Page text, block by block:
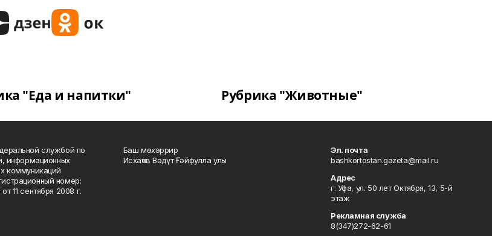
"Еда и напитки" Рубрика "Животные"
службой по
информационных
коммуникаций
номер:
11 сентября 2008 г.
Баш мөхәррир
Исхаҡов Вәдүт Ғәйфулла улы
Эл. почта
bashkortostan.gazeta@mail.ru
Адрес
г. Уфа, ул. 50 лет Октября, 13, 5-й
этаж
Рекламная служба
8(347)272-62-61